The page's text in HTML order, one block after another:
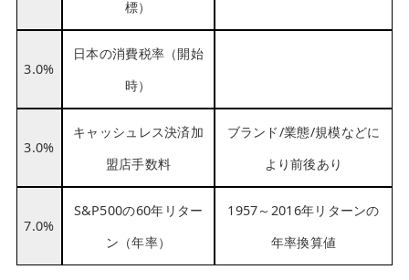
標）
3.0%
日本の消費税率（開始
時）
3.0%
キャッシュレス決済加
盟店手数料
ブランド/業態/規模などに
より前後あり
7.0%
S&P500の60年リター
ン（年率）
1957～2016年リターンの
年率換算値